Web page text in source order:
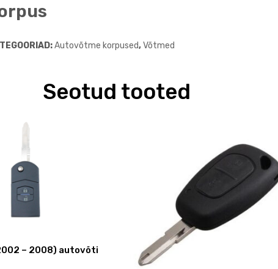
Autovõtme korpused,Võtmed
Seotud tooted
– 2008) autovõti